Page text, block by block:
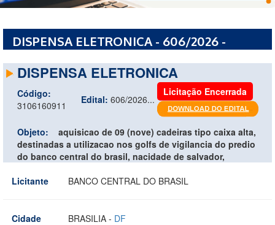
DISPENSA ELETRONICA - 606/2026 -
DISPENSA ELETRONICA
Código:
3106160911
Edital: 606/2026...
Licitação Encerrada
Objeto:
aquisicao de 09 (nove) cadeiras tipo caixa alta,
destinadas a utilizacao nos golfs de vigilancia do predio
do banco central do brasil, nacidade de salvador,
Licitante
BANCO CENTRAL DO BRASIL
Cidade BRASILIA - DF